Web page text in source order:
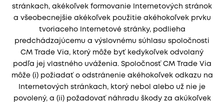
stránkach, akékoľvek formovanie Internetových stránok
a všeobecnejšie akékoľvek použitie akéhokoľvek prvku
tvoriaceho Internetové stránky, podlieha
predchádzajúcemu a výslovnému súhlasu spoločnosti
CM Trade Via, ktorý môže byť kedykoľvek odvolaný
podľa jej vlastného uváženia. Spoločnosť CM Trade Via
môže (i) požiadať o odstránenie akéhokoľvek odkazu na
Internetových stránkach, ktorý nebol alebo už nie je
povolený, a (ii) požadovať náhradu škody za akúkoľvek